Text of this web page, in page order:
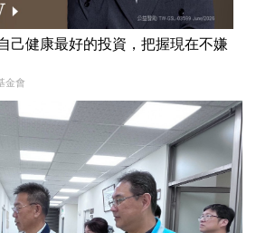
己健康最好的投資，把握現在不嫌
金會